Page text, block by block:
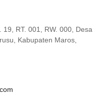
RT. 001, RW. 000, Desa
Kabupaten Maros,